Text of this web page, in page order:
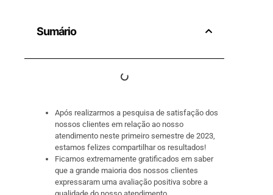
Sumário
Após realizarmos a pesquisa de satisfação dos
nossos clientes em relação ao nosso
atendimento neste primeiro semestre de 2023,
estamos felizes compartilhar os resultados!
Ficamos extremamente gratificados em saber
que a grande maioria dos nossos clientes
expressaram uma avaliação positiva sobre a